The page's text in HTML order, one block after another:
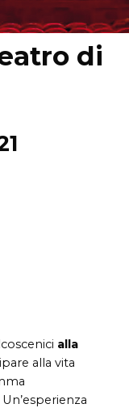
di
alla
alla vita